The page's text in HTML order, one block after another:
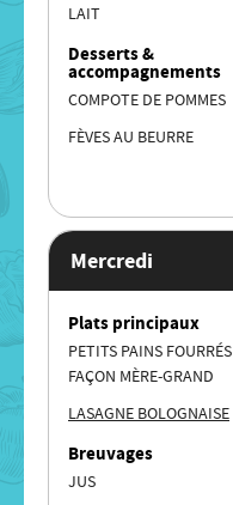
LAIT
Desserts &
accompagnements
COMPOTE DE POMMES
FÈVES AU BEURRE
Mercredi
Plats principaux
PETITS PAINS FOURRÉS
FAÇON MÈRE-GRAND
LASAGNE BOLOGNAISE
Breuvages
JUS